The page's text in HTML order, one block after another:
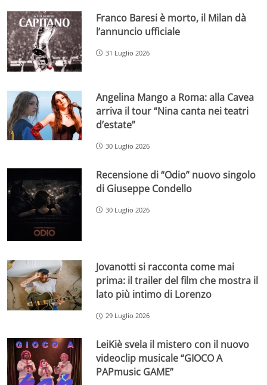
Franco Baresi è morto, il Milan dà
l’annuncio ufficiale
31 Luglio 2026
Angelina Mango a Roma: alla Cavea
arriva il tour “Nina canta nei teatri
d’estate”
30 Luglio 2026
Recensione di “Odio” nuovo singolo
di Giuseppe Condello
30 Luglio 2026
Jovanotti si racconta come mai
prima: il trailer del film che mostra il
lato più intimo di Lorenzo
29 Luglio 2026
LeiKiè svela il mistero con il nuovo
videoclip musicale “GIOCO A
PAPmusic GAME”